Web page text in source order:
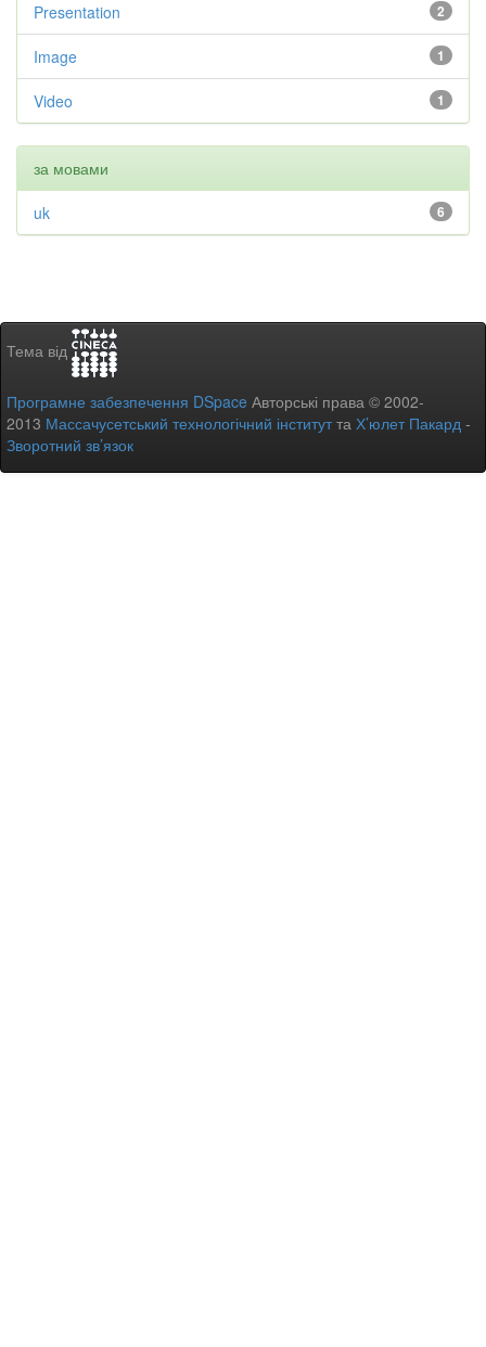
2
Presentation
1
Image
1
Video
за мовами
6
uk
Тема від
Програмне забезпечення DSpace Авторські права © 2002-
2013 Массачусетський технологічний інститутта Х’юлет Пакард -
Зворотний зв’язок